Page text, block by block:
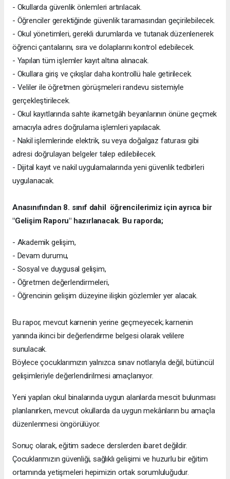
- Okullarda güvenlik önlemleri artırılacak.
- Öğrenciler gerektiğinde güvenlik taramasından geçirilebilecek.
- Okul yönetimleri, gerekli durumlarda ve tutanak düzenlenerek
öğrenci çantalarını, sıra ve dolaplarını kontrol edebilecek.
- Yapılan tüm işlemler kayıt altına alınacak.
- Okullara giriş ve çıkışlar daha kontrollü hale getirilecek.
- Veliler ile öğretmen görüşmeleri randevu sistemiyle
gerçekleştirilecek.
- Okul kayıtlarında sahte ikametgâh beyanlarının önüne geçmek
amacıyla adres doğrulama işlemleri yapılacak.
- Nakil işlemlerinde elektrik, su veya doğalgaz faturası gibi
adresi doğrulayan belgeler talep edilebilecek.
- Dijital kayıt ve nakil uygulamalarında yeni güvenlik tedbirleri
uygulanacak.
Anasınıfından 8. sınıf dahil öğrencilerimiz için ayrıca bir
"Gelişim Raporu" hazırlanacak. Bu raporda;
- Akademik gelişim,
- Devam durumu,
- Sosyal ve duygusal gelişim,
- Öğretmen değerlendirmeleri,
- Öğrencinin gelişim düzeyine ilişkin gözlemler yer alacak.
Bu rapor, mevcut karnenin yerine geçmeyecek; karnenin
yanında ikinci bir değerlendirme belgesi olarak velilere
sunulacak.
Böylece çocuklarımızın yalnızca sınav notlarıyla değil, bütüncül
gelişimleriyle değerlendirilmesi amaçlanıyor.
Yeni yapılan okul binalarında uygun alanlarda mescit bulunması
planlanırken, mevcut okullarda da uygun mekânların bu amaçla
düzenlenmesi öngörülüyor.
Sonuç olarak, eğitim sadece derslerden ibaret değildir.
Çocuklarımızın güvenliği, sağlıklı gelişimi ve huzurlu bir eğitim
ortamında yetişmeleri hepimizin ortak sorumluluğudur.